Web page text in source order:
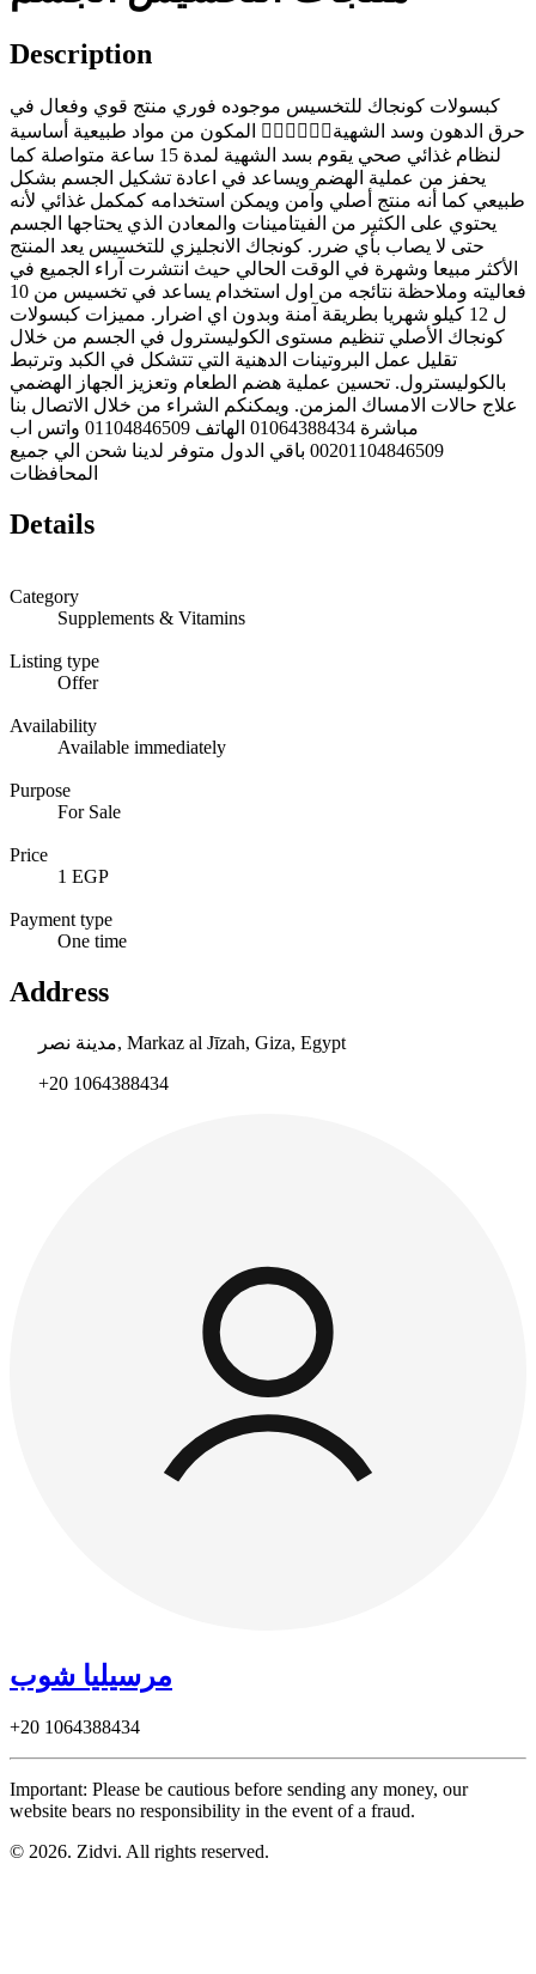
Description
كبسولات كونجاك للتخسيس موجوده فوري منتج قوي وفعال في
حرق الدهون وسد الشهية🧎‍♀️🧎‍♀️🧎‍♀️ المكون من مواد طبيعية أساسية
لنظام غذائي صحي يقوم بسد الشهية لمدة 15 ساعة متواصلة كما
يحفز من عملية الهضم ويساعد في اعادة تشكيل الجسم بشكل
طبيعي كما أنه منتج أصلي وآمن ويمكن استخدامه كمكمل غذائي لأنه
يحتوي على الكثير من الفيتامينات والمعادن الذي يحتاجها الجسم
حتى لا يصاب بأي ضرر. كونجاك الانجليزي للتخسيس يعد المنتج
الأكثر مبيعا وشهرة في الوقت الحالي حيث انتشرت آراء الجميع في
فعاليته وملاحظة نتائجه من اول استخدام يساعد في تخسيس من 10
ل 12 كيلو شهريا بطريقة آمنة وبدون اي اضرار. مميزات كبسولات
كونجاك الأصلي تنظيم مستوى الكوليسترول في الجسم من خلال
تقليل عمل البروتينات الدهنية التي تتشكل في الكبد وترتبط
بالكوليسترول. تحسين عملية هضم الطعام وتعزيز الجهاز الهضمي
علاج حالات الامساك المزمن. ويمكنكم الشراء من خلال الاتصال بنا
مباشرة 01064388434 الهاتف 01104846509 واتس اب
00201104846509 باقي الدول متوفر لدينا شحن الي جميع
المحافظات
Details
Category
Supplements & Vitamins
Listing type
Offer
Availability
Available immediately
Purpose
For Sale
Price
1 EGP
Payment type
One time
Address
مدينة نصر, Markaz al Jīzah, Giza, Egypt
+20 1064388434
مرسيليا شوب
+20 1064388434
Important: Please be cautious before sending any money, our
website bears no responsibility in the event of a fraud.
© 2026. Zidvi. All rights reserved.